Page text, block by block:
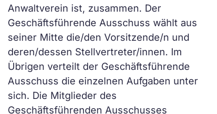
Anwaltverein ist, zusammen. Der
Geschäftsführende Ausschuss wählt aus
seiner Mitte die/den Vorsitzende/n und
deren/dessen Stellvertreter/innen. Im
Übrigen verteilt der Geschäftsführende
Ausschuss die einzelnen Aufgaben unter
sich. Die Mitglieder des
Geschäftsführenden Ausschusses